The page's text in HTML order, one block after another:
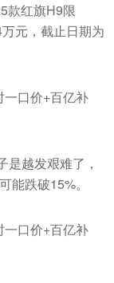
款红旗H9限
元，截止日期为
越发艰难了，
能跌破15%。